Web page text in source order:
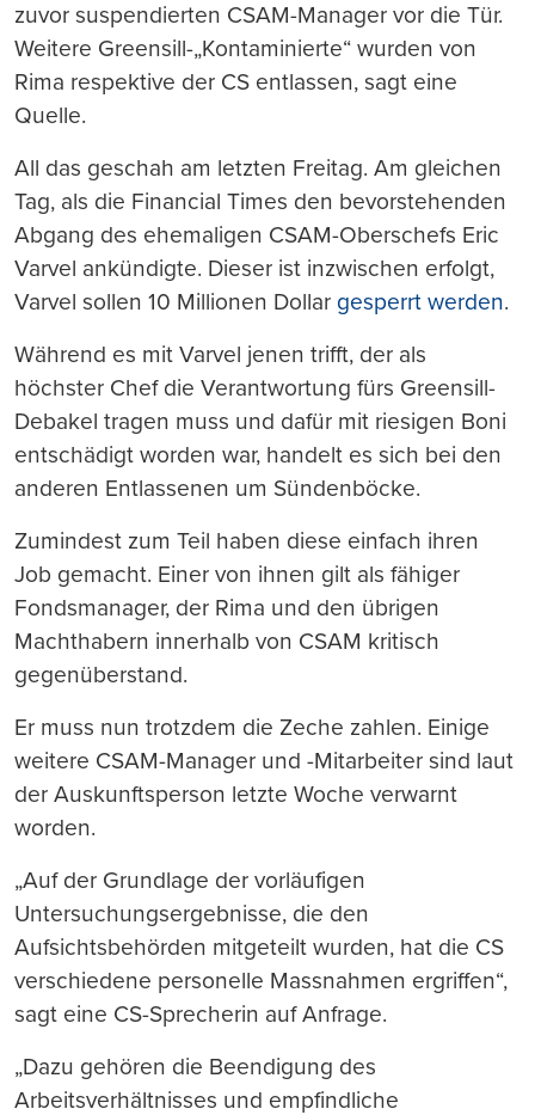
zuvor suspendierten CSAM-Manager vor die Tür.
Weitere Greensill-„Kontaminierte“ wurden von
Rima respektive der CS entlassen, sagt eine
Quelle.
All das geschah am letzten Freitag. Am gleichen
Tag, als die Financial Times den bevorstehenden
Abgang des ehemaligen CSAM-Oberschefs Eric
Varvel ankündigte. Dieser ist inzwischen erfolgt,
Varvel sollen 10 Millionen Dollar gesperrt werden.
Während es mit Varvel jenen trifft, der als
höchster Chef die Verantwortung fürs Greensill-
Debakel tragen muss und dafür mit riesigen Boni
entschädigt worden war, handelt es sich bei den
anderen Entlassenen um Sündenböcke.
Zumindest zum Teil haben diese einfach ihren
Job gemacht. Einer von ihnen gilt als fähiger
Fondsmanager, der Rima und den übrigen
Machthabern innerhalb von CSAM kritisch
gegenüberstand.
Er muss nun trotzdem die Zeche zahlen. Einige
weitere CSAM-Manager und -Mitarbeiter sind laut
der Auskunftsperson letzte Woche verwarnt
worden.
„Auf der Grundlage der vorläufigen
Untersuchungsergebnisse, die den
Aufsichtsbehörden mitgeteilt wurden, hat die CS
verschiedene personelle Massnahmen ergriffen“,
sagt eine CS-Sprecherin auf Anfrage.
„Dazu gehören die Beendigung des
Arbeitsverhältnisses und empfindliche